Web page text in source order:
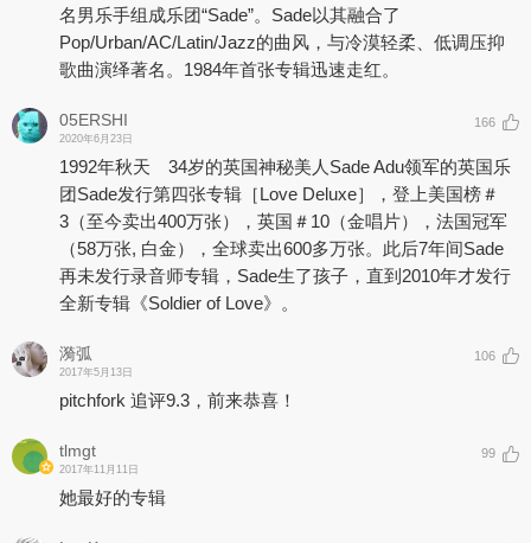
名男乐手组成乐团“Sade”。Sade以其融合了
Pop/Urban/AC/Latin/Jazz的曲风，与冷漠轻柔、低调压抑
歌曲演绎著名。1984年首张专辑迅速走红。
05ERSHI
2020年6月23日
166
1992年秋天 34岁的英国神秘美人Sade Adu领军的英国乐
团Sade发行第四张专辑［Love Deluxe］，登上美国榜＃
3（至今卖出400万张），英国＃10（金唱片），法国冠军
（58万张, 白金），全球卖出600多万张。此后7年间Sade
再未发行录音师专辑，Sade生了孩子，直到2010年才发行
全新专辑《Soldier of Love》。
漪弧
2017年5月13日
106
pitchfork 追评9.3，前来恭喜！
tlmgt
2017年11月11日
99
她最好的专辑